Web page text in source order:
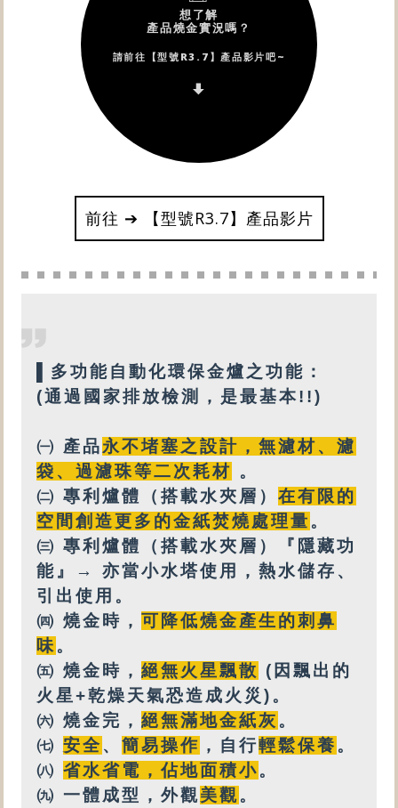
前往 ➔ 【型號R3.7】產品影片
多功能自動化環保金爐之功能：
(通過國家排放檢測，是最基本!!)
㈠ 產品永不堵塞之設計 ， 無濾材、濾
袋、過濾珠等二次耗材 。
㈡ 專利 爐體（搭載水夾層 ） 在有限的
空間創造更多的金紙焚燒處理量 。
㈢ 專利爐體（搭載水夾層）『隱藏功
能』→ 亦當小水塔使用， 熱水儲存、
引出使用。
㈣ 燒金時， 可降低燒金產生的刺鼻
味 。
㈤ 燒金時， 絕無火星飄散 (因飄出的
火星+乾燥天氣恐造成火災)。
㈥ 燒金完， 絕無滿地金紙灰 。
㈦ 安全、 簡易操作 ，自行輕鬆保養 。
㈧ 省水省電，佔地面積小。
㈨ 一體成型，外觀美觀。